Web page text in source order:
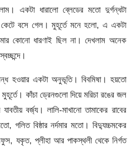
একটা ধারালো ব্লেডের মতো দুর্গন্ধটা
বসে গেল। মুহূর্তে মনে হলো, এ একটা
কোনো ধারণাই ছিল না। দেখলাম অনেক
হওয়ার একটা অনুভূতি। বিবমিষা। হয়তো
কাঁচা ড্রেনগুলো দিয়ে মরিচা রঙের জল
যাবতীয় বর্জ্য। লালি-মাখানো তামাকের রাবের
গলিত বিষ্ঠার নর্দমার মতো। বিদ্যুচ্চমকের
যকৃত, প্লীহা আর পাকস্থলী থেকে নির্গত